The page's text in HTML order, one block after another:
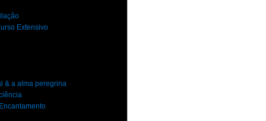
Extensivo
& a alma peregrina